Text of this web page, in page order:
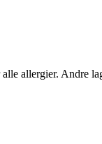
allergier. Andre